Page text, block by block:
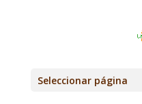
Seleccionar página